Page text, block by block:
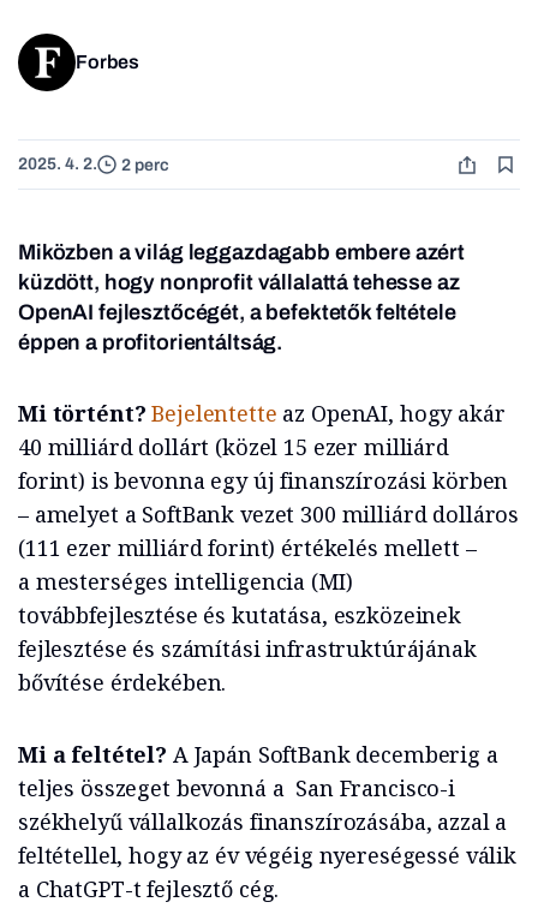
Forbes
2025. 4. 2. 2 perc
Miközben a világ leggazdagabb embere azért
küzdött, hogy nonprofit vállalattá tehesse az
OpenAI fejlesztőcégét, a befektetők feltétele
éppen a profitorientáltság.
Mi történt? Bejelentette az OpenAI, hogy akár
40 milliárd dollárt (közel 15 ezer milliárd
forint) is bevonna egy új finanszírozási körben
– amelyet a SoftBank vezet 300 milliárd dolláros
(111 ezer milliárd forint) értékelés mellett –
a mesterséges intelligencia (MI)
továbbfejlesztése és kutatása, eszközeinek
fejlesztése és számítási infrastruktúrájának
bővítése érdekében.
Mi a feltétel? A Japán SoftBank decemberig a
teljes összeget bevonná a San Francisco-i
székhelyű vállalkozás finanszírozásába, azzal a
feltétellel, hogy az év végéig nyereségessé válik
a ChatGPT-t fejlesztő cég.